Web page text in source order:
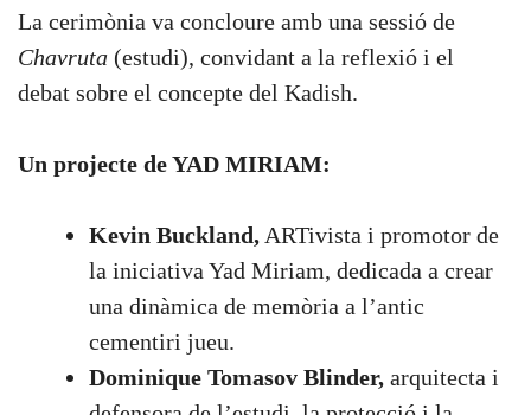
La cerimònia va concloure amb una sessió de
Chavruta (estudi), convidant a la reflexió i el
debat sobre el concepte del Kadish.
Un projecte de YAD MIRIAM:
Kevin Buckland, ARTivista i promotor de
la iniciativa Yad Miriam, dedicada a crear
una dinàmica de memòria a l’antic
cementiri jueu.
Dominique Tomasov Blinder, arquitecta i